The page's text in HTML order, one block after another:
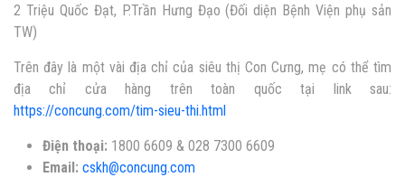
2 Triệu Quốc Đạt, P.Trần Hưng Đạo (Đối diện Bệnh Viện phụ sản
TW)
Trên đây là một vài địa chỉ của siêu thị Con Cưng, mẹ có thể tìm
địa chỉ cửa hàng trên toàn quốc tại link sau:
https://concung.com/tim-sieu-thi.html
Điện thoại: 1800 6609 & 028 7300 6609
Email: cskh@concung.com